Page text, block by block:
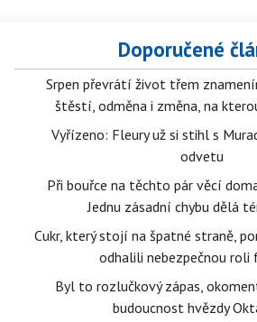
Doporučené
Srpen převrátí život třem
štěstí, odměna i změna, na
Vyřízeno: Fleury už si stihl s
odvetu
Při bouřce na těchto pár věcí
Jednu zásadní chybu dělá
Cukr, který stojí na špatné straně,
odhalili nebezpečnou roli
Byl to rozlučkový zápas,
budoucnost hvězdy